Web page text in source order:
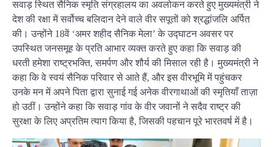
सवाड़ स्थित सैनिक स्मृति संग्रहालय का अवलोकन करते हुए मुख्यमंत्री ने
देश की रक्षा में सर्वोच्च बलिदान देने वाले वीर सपूतों को श्रद्धांजलि अर्पित
की। उन्होंने 18वें ‘अमर शहीद सैनिक मेला’ के उद्घाटन अवसर पर
उपस्थित जनसमूह के प्रति आभार व्यक्त करते हुए कहा कि सवाड़ की
धरती हमेशा राष्ट्रभक्ति, समर्पण और शौर्य की मिसाल रही है। मुख्यमंत्री ने
कहा कि वे स्वयं सैनिक परिवार से आते हैं, और इस वीरभूमि में पहुंचकर
उनके मन में अपने पिता द्वारा सुनाई गई अनेक वीरगाथाओं की स्मृतियाँ ताज़ा
हो उठीं। उन्होंने कहा कि सवाड़ गांव के वीर जवानों ने सदैव राष्ट्र की
सुरक्षा के लिए अप्रतिम त्याग किया है, जिसकी पहचान पूरे भारतवर्ष में है।